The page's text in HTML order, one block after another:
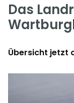
Das
Übersicht jetzt